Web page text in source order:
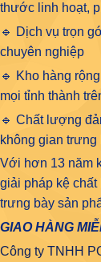
thước linh hoạt,
🔹 Dịch vụ trọn
chuyên nghiệp
🔹 Kho hàng
mọi tỉnh thành
🔹 Chất lượng
không gian trưng
Với hơn 13 năm
giải pháp kệ
trưng bày sản
GIAO HÀNG
Công ty TNHH